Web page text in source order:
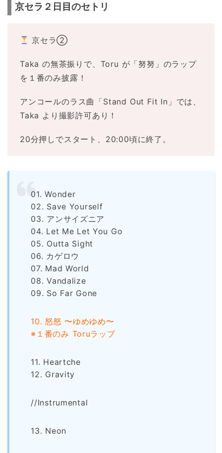
京セラ２日目のセトリ
京セラ②
Taka の無茶振りで、Toru が「努努」のラップ
を１番のみ披露！
アンコールのラス曲「Stand Out Fit In」では、
Taka より撮影許可あり！
20分押しでスタート、20:00頃に終了。
01. Wonder
02. Save Yourself
03. アンサイズニア
04. Let Me Let You Go
05. Outta Sight
06. カゲロウ
07. Mad World
08. Vandalize
09. So Far Gone
10. 怒怒 〜ゆめゆめ〜
※１番のみ Toruラップ
11. Heartche
12. Gravity
//Instrumental
13. Neon